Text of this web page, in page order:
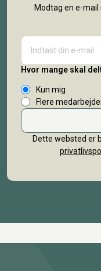
Modtag en e-
Hvor mange skal
Kun mig
Flere
Dette websted er